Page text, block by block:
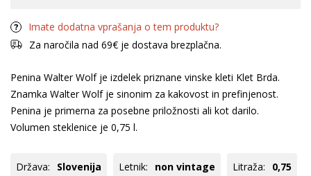
Imate dodatna vprašanja o tem produktu?
Za naročila nad 69€ je dostava brezplačna.
Penina Walter Wolf je izdelek priznane vinske kleti Klet Brda.
Znamka Walter Wolf je sinonim za kakovost in prefinjenost.
Penina je primerna za posebne priložnosti ali kot darilo.
Volumen steklenice je 0,75 l.
Država: Slovenija Letnik: non vintage Litraža: 0,75